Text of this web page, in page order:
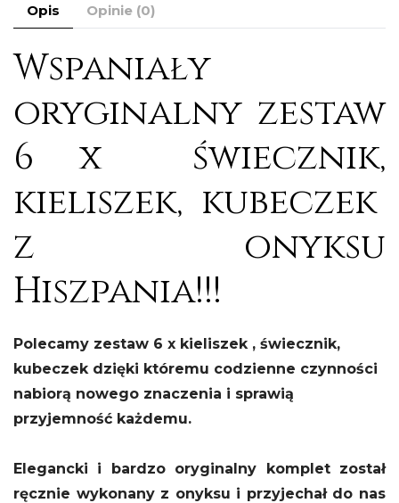
Opis Opinie (0)
Wspaniały
oryginalny zestaw
6 x świecznik,
kieliszek, kubeczek
z onyksu
Hiszpania!!!
Polecamy zestaw 6 x kieliszek , świecznik,
kubeczek dzięki któremu codzienne czynności
nabiorą nowego znaczenia i sprawią
przyjemność każdemu.
Elegancki i bardzo oryginalny komplet został
ręcznie wykonany z onyksu i przyjechał do nas